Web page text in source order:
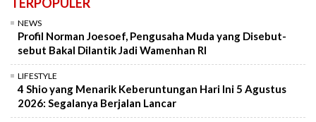
NEWS
Profil Norman Joesoef, Pengusaha Muda yang Disebut-
sebut Bakal Dilantik Jadi Wamenhan RI
LIFESTYLE
4 Shio yang Menarik Keberuntungan Hari Ini 5 Agustus
2026: Segalanya Berjalan Lancar